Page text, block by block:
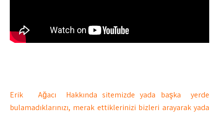
Erik Ağacı Hakkında sitemizde yada başka yerde
bulamadıklarınızı, merak ettiklerinizi bizleri arayarak yada